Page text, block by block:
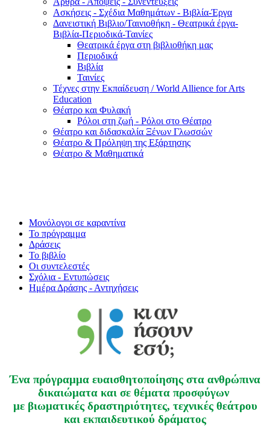
Ασκήσεις - Σχέδια Μαθημάτων - Βιβλία-Έργα
Δανειστική Βιβλιο/Ταινιοθήκη - Θεατρικά έργα-
Βιβλία-Περιοδικά-Ταινίες
Θεατρικά έργα στη βιβλιοθήκη μας
Περιοδικά
Βιβλία
Ταινίες
Τέχνες στην Εκπαίδευση / World Allience for Arts
Education
Θέατρο και Φυλακή
Ρόλοι στη ζωή - Ρόλοι στο Θέατρο
Θέατρο και διδασκαλία Ξένων Γλωσσών
Θέατρο & Πρόληψη της Εξάρτησης
Θέατρο & Μαθηματικά
Μονόλογοι σε καραντίνα
Το πρόγραμμα
Δράσεις
Το βιβλίο
Οι συντελεστές
Σχόλια - Εντυπώσεις
Ημέρα Δράσης - Αντηχήσεις
Ένα πρόγραμμα ευαισθητοποίησης στα ανθρώπινα
δικαιώματα και σε θέματα προσφύγων
με βιωματικές δραστηριότητες, τεχνικές θεάτρου
και εκπαιδευτικού δράματος